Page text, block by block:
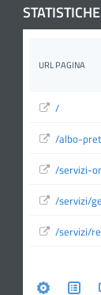
STATISTICHE